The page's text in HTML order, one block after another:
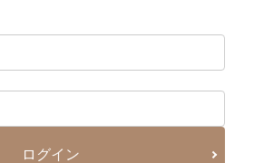
ログイン